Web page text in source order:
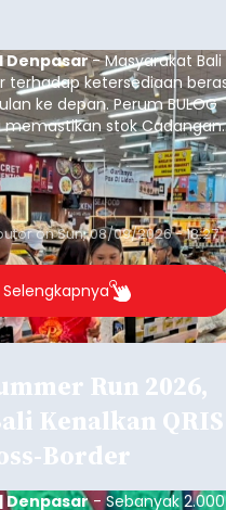
Denpasar- Masyarakat Bali
terhadap ketersediaan
ke depan. Perum BULOG
memastikan stok Cadangan
masih dalam kondisi
mampu
hingga sekitar 10 bulan.
onSun, 08/09/2026 - 18:27
Run 2026,
Kenalkan QRIS
Border
Denpasar- Sebanyak 2.000